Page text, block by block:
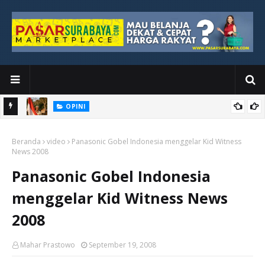
OPINI
Beranda video
Panasonic Gobel Indonesia menggelar Kid Witness
News 2008
Panasonic Gobel Indonesia
menggelar Kid Witness News
2008
Mahar Prastowo September 19, 2008